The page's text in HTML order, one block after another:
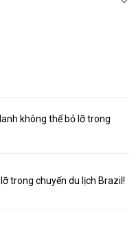
không thể bỏ lỡ trong
trong chuyến du lịch Brazil!